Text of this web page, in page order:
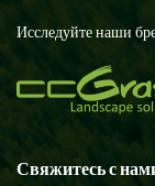
Исследуйте наши
Свяжитесь с